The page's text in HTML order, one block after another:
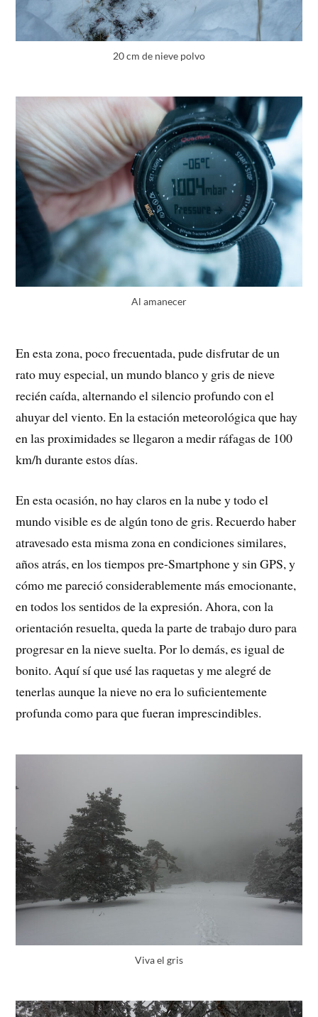
20 cm de nieve polvo
Al amanecer
En esta zona, poco frecuentada, pude disfrutar de un
rato muy especial, un mundo blanco y gris de nieve
recién caída, alternando el silencio profundo con el
ahuyar del viento. En la estación meteorológica que hay
en las proximidades se llegaron a medir ráfagas de 100
km/h durante estos días.
En esta ocasión, no hay claros en la nube y todo el
mundo visible es de algún tono de gris. Recuerdo haber
atravesado esta misma zona en condiciones similares,
años atrás, en los tiempos pre-Smartphone y sin GPS, y
cómo me pareció considerablemente más emocionante,
en todos los sentidos de la expresión. Ahora, con la
orientación resuelta, queda la parte de trabajo duro para
progresar en la nieve suelta. Por lo demás, es igual de
bonito. Aquí sí que usé las raquetas y me alegré de
tenerlas aunque la nieve no era lo suficientemente
profunda como para que fueran imprescindibles.
Viva el gris